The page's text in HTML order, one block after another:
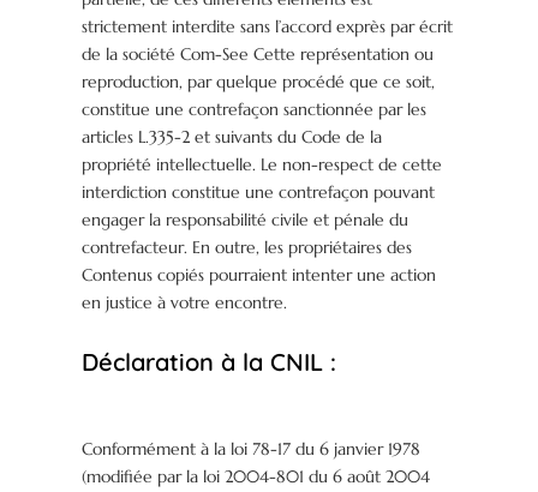
strictement interdite sans l’accord exprès par écrit
de la société Com-See Cette représentation ou
reproduction, par quelque procédé que ce soit,
constitue une contrefaçon sanctionnée par les
articles L.335-2 et suivants du Code de la
propriété intellectuelle. Le non-respect de cette
interdiction constitue une contrefaçon pouvant
engager la responsabilité civile et pénale du
contrefacteur. En outre, les propriétaires des
Contenus copiés pourraient intenter une action
en justice à votre encontre.
Déclaration à la CNIL :
Conformément à la loi 78-17 du 6 janvier 1978
(modifiée par la loi 2004-801 du 6 août 2004